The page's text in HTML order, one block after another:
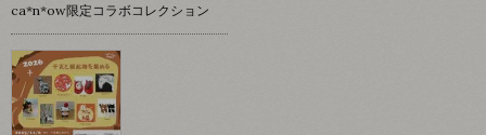
ca*n*ow限定コラボコレクション